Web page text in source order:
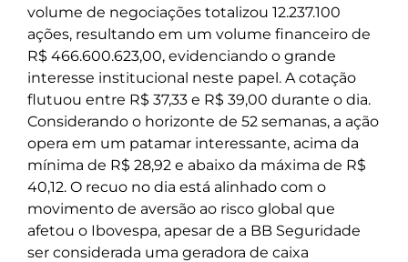
volume de negociações totalizou 12.237.100
ações, resultando em um volume financeiro de
R$ 466.600.623,00, evidenciando o grande
interesse institucional neste papel. A cotação
flutuou entre R$ 37,33 e R$ 39,00 durante o dia.
Considerando o horizonte de 52 semanas, a ação
opera em um patamar interessante, acima da
mínima de R$ 28,92 e abaixo da máxima de R$
40,12. O recuo no dia está alinhado com o
movimento de aversão ao risco global que
afetou o Ibovespa, apesar de a BB Seguridade
ser considerada uma geradora de caixa